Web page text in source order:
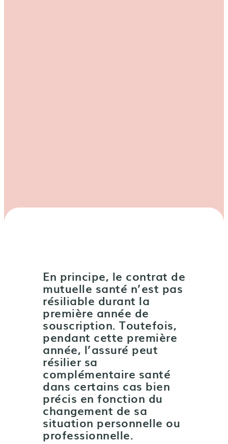
En principe, le contrat de
mutuelle santé n’est pas
résiliable durant la
première année de
souscription. Toutefois,
pendant cette première
année, l’assuré peut
résilier sa
complémentaire santé
dans certains cas bien
précis en fonction du
changement de sa
situation personnelle ou
professionnelle.